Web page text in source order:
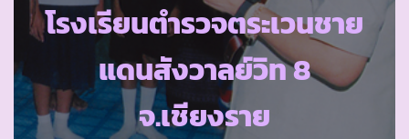
โรงเรียนตำรวจตระเวนชาย
แดนสังวาลย์วิท 8
จ.เชียงราย